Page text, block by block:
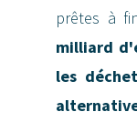
prêtes à
milliard
les